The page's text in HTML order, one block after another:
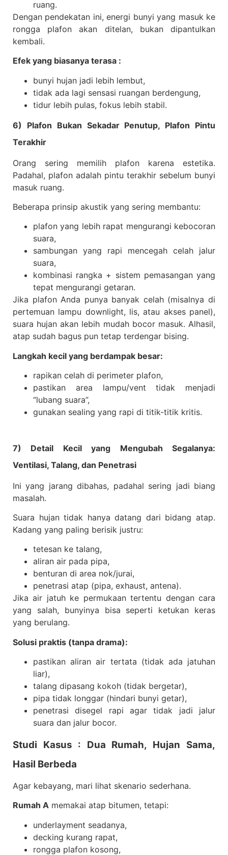
ruang.
Dengan pendekatan ini, energi bunyi yang masuk ke
rongga plafon akan ditelan, bukan dipantulkan
kembali.
Efek yang biasanya terasa :
bunyi hujan jadi lebih lembut,
tidak ada lagi sensasi ruangan berdengung,
tidur lebih pulas, fokus lebih stabil.
6) Plafon Bukan Sekadar Penutup, Plafon Pintu
Terakhir
Orang sering memilih plafon karena estetika.
Padahal, plafon adalah pintu terakhir sebelum bunyi
masuk ruang.
Beberapa prinsip akustik yang sering membantu:
plafon yang lebih rapat mengurangi kebocoran
suara,
sambungan yang rapi mencegah celah jalur
suara,
kombinasi rangka + sistem pemasangan yang
tepat mengurangi getaran.
Jika plafon Anda punya banyak celah (misalnya di
pertemuan lampu downlight, lis, atau akses panel),
suara hujan akan lebih mudah bocor masuk. Alhasil,
atap sudah bagus pun tetap terdengar bising.
Langkah kecil yang berdampak besar:
rapikan celah di perimeter plafon,
pastikan area lampu/vent tidak menjadi
“lubang suara”,
gunakan sealing yang rapi di titik-titik kritis.
7) Detail Kecil yang Mengubah Segalanya:
Ventilasi, Talang, dan Penetrasi
Ini yang jarang dibahas, padahal sering jadi biang
masalah.
Suara hujan tidak hanya datang dari bidang atap.
Kadang yang paling berisik justru:
tetesan ke talang,
aliran air pada pipa,
benturan di area nok/jurai,
penetrasi atap (pipa, exhaust, antena).
Jika air jatuh ke permukaan tertentu dengan cara
yang salah, bunyinya bisa seperti ketukan keras
yang berulang.
Solusi praktis (tanpa drama):
pastikan aliran air tertata (tidak ada jatuhan
liar),
talang dipasang kokoh (tidak bergetar),
pipa tidak longgar (hindari bunyi getar),
penetrasi disegel rapi agar tidak jadi jalur
suara dan jalur bocor.
Studi Kasus : Dua Rumah, Hujan Sama,
Hasil Berbeda
Agar kebayang, mari lihat skenario sederhana.
Rumah A memakai atap bitumen, tetapi:
underlayment seadanya,
decking kurang rapat,
rongga plafon kosong,